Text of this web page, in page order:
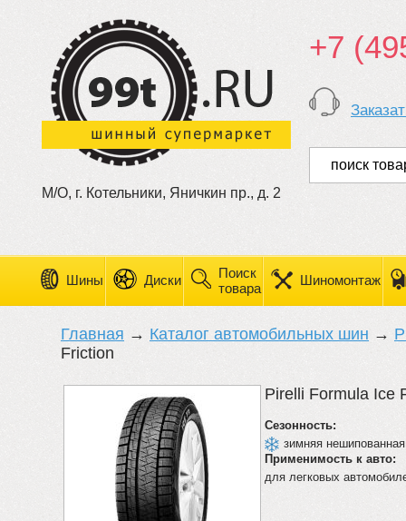
М/О, г. Котельники, Яничкин пр., д. 2
+7
Шины Диски
Поиск
товара
Шиномонтаж
Главная → Каталог автомобильных шин →
Friction
Pirelli Formula Ice
Сезонность:
зимняя нешипованная
Применимость к авто:
для легковых